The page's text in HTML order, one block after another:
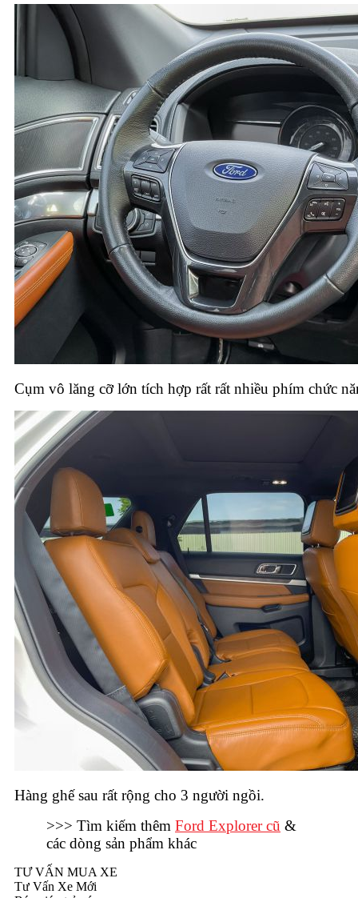
Cụm vô lăng cỡ lớn tích hợp rất rất nhiều phím chức
Hàng ghế sau rất rộng cho 3 người ngồi.
>>> Tìm kiếm thêm Ford Explorer cũ &
các dòng sản phẩm khác
TƯ VẤN MUA XE
Tư Vấn Xe Mới